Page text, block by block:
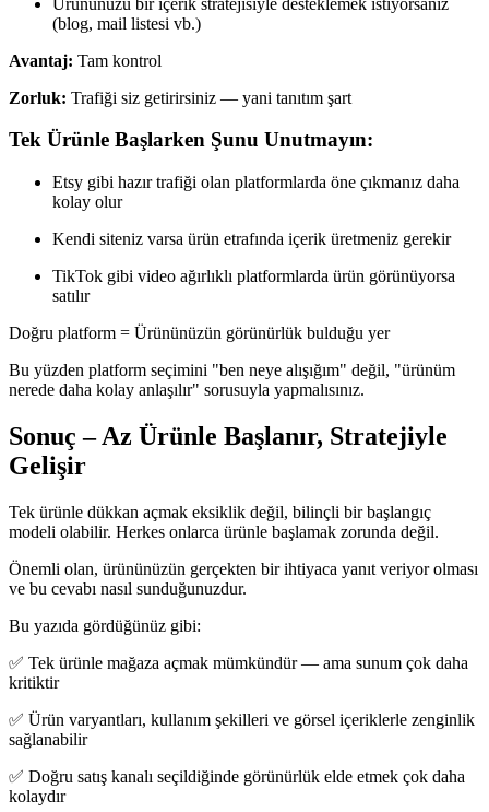
(blog, mail listesi vb.)
Avantaj: Tam kontrol
Zorluk: Trafiği siz getirirsiniz — yani tanıtım şart
Tek Ürünle Başlarken Şunu Unutmayın:
Etsy gibi hazır trafiği olan platformlarda öne çıkmanız daha
kolay olur
Kendi siteniz varsa ürün etrafında içerik üretmeniz gerekir
TikTok gibi video ağırlıklı platformlarda ürün görünüyorsa
satılır
Doğru platform = Ürününüzün görünürlük bulduğu yer
Bu yüzden platform seçimini "ben neye alışığım" değil, "ürünüm
nerede daha kolay anlaşılır" sorusuyla yapmalısınız.
Sonuç – Az Ürünle Başlanır, Stratejiyle
Gelişir
Tek ürünle dükkan açmak eksiklik değil, bilinçli bir başlangıç
modeli olabilir. Herkes onlarca ürünle başlamak zorunda değil.
Önemli olan, ürününüzün gerçekten bir ihtiyaca yanıt veriyor olması
ve bu cevabı nasıl sunduğunuzdur.
Bu yazıda gördüğünüz gibi:
✅ Tek ürünle mağaza açmak mümkündür — ama sunum çok daha
kritiktir
✅ Ürün varyantları, kullanım şekilleri ve görsel içeriklerle zenginlik
sağlanabilir
✅ Doğru satış kanalı seçildiğinde görünürlük elde etmek çok daha
kolaydır